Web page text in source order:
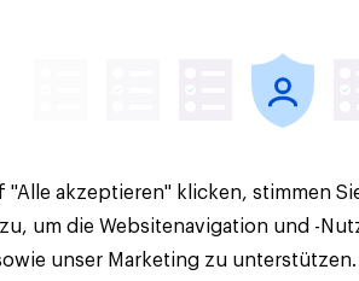
"Alle akzeptieren" klicken, stimmen
zu, um die Websitenavigation und -
unser Marketing zu unterstützen.